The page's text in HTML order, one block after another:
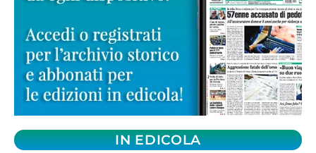
IN EDICOLA